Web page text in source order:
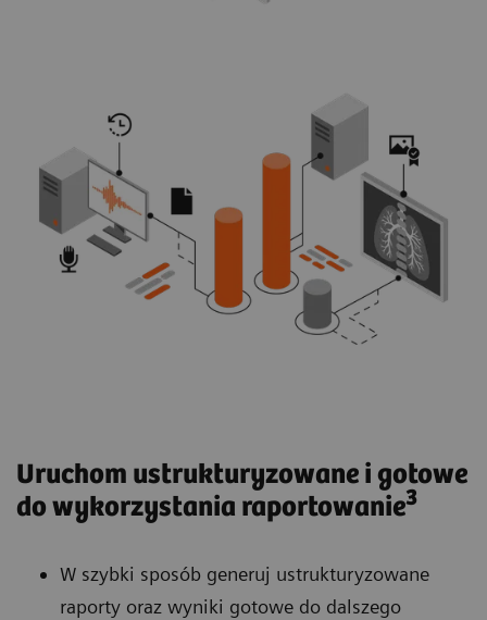
Uruchom ustrukturyzowane i gotowe
do wykorzystania raportowanie3
W szybki sposób generuj ustrukturyzowane
raporty oraz wyniki gotowe do dalszego